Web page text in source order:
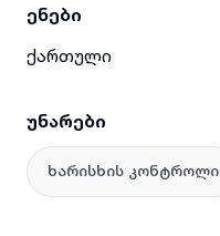
ენები
ქართული
უნარები
ხარისხის კონტროლი